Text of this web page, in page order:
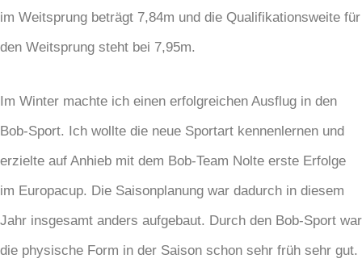
im Weitsprung beträgt 7,84m und die Qualifikationsweite für
den Weitsprung steht bei 7,95m.
Im Winter machte ich einen erfolgreichen Ausflug in den
Bob-Sport. Ich wollte die neue Sportart kennenlernen und
erzielte auf Anhieb mit dem Bob-Team Nolte erste Erfolge
im Europacup. Die Saisonplanung war dadurch in diesem
Jahr insgesamt anders aufgebaut. Durch den Bob-Sport war
die physische Form in der Saison schon sehr früh sehr gut.